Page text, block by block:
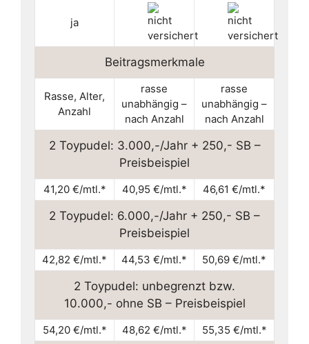
ja
Beitragsmerkmale
Rasse, Alter,
Anzahl
rasse
unabhängig –
nach Anzahl
rasse
unabhängig –
nach Anzahl
2 Toypudel: 3.000,-/Jahr + 250,- SB –
Preisbeispiel
41,20 €/mtl.* 40,95 €/mtl.* 46,61 €/mtl.*
2 Toypudel: 6.000,-/Jahr + 250,- SB –
Preisbeispiel
42,82 €/mtl.* 44,53 €/mtl.* 50,69 €/mtl.*
2 Toypudel: unbegrenzt bzw.
10.000,- ohne SB – Preisbeispiel
54,20 €/mtl.* 48,62 €/mtl.* 55,35 €/mtl.*